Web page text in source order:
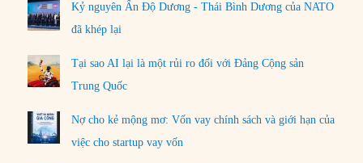
Kỷ nguyên Ấn Độ Dương - Thái Bình Dương của NATO
đã khép lại
Tại sao AI lại là một rủi ro đối với Đảng Cộng sản
Trung Quốc
Nợ cho kẻ mộng mơ: Vốn vay chính sách và giới hạn của
việc cho startup vay vốn